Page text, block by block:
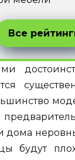
Все
дома
будут